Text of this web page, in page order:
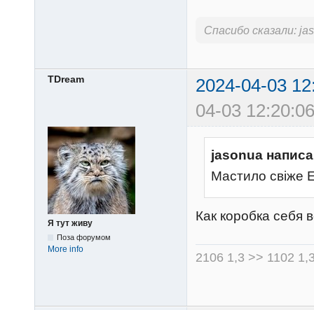
Спасибо сказали:
TDream
2024-04-03
04-03
Я тут живу
Поза форумом
More info
jasonua
Мастило свіже
Как коробка себя
2106 1,3 >> 1102